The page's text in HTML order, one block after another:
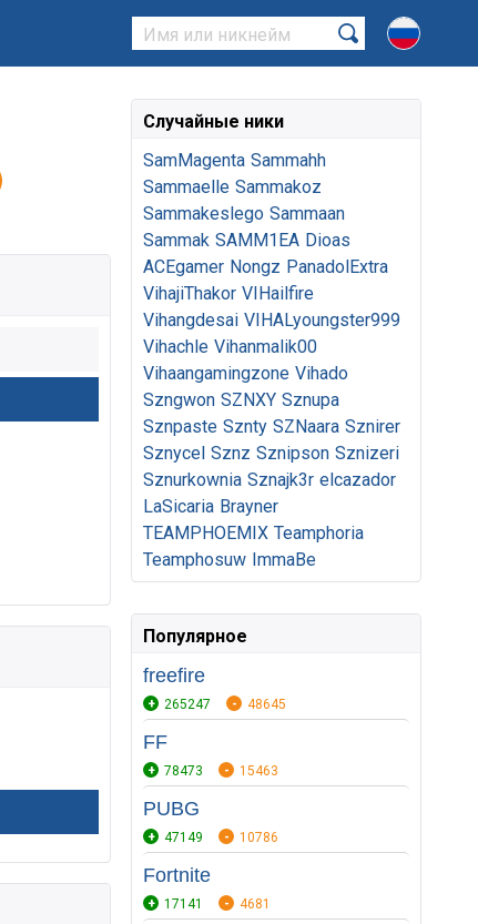
Случайные ники
SamMagenta Sammahh
Sammaelle Sammakoz
Sammakeslego Sammaan
Sammak SAMM1EA Dioas
ACEgamer Nongz PanadolExtra
VihajiThakor VIHailfire
Vihangdesai VIHALyoungster999
Vihachle Vihanmalik00
Vihaangamingzone Vihado
Szngwon SZNXY Sznupa
Sznpaste Sznty SZNaara Sznirer
Sznycel Sznz Sznipson Sznizeri
Sznurkownia Sznajk3r elcazador
LaSicaria Brayner
TEAMPHOEMIX Teamphoria
Teamphosuw ImmaBe
Популярное
freefire
265247 48645
FF
78473 15463
PUBG
47149 10786
Fortnite
17141 4681